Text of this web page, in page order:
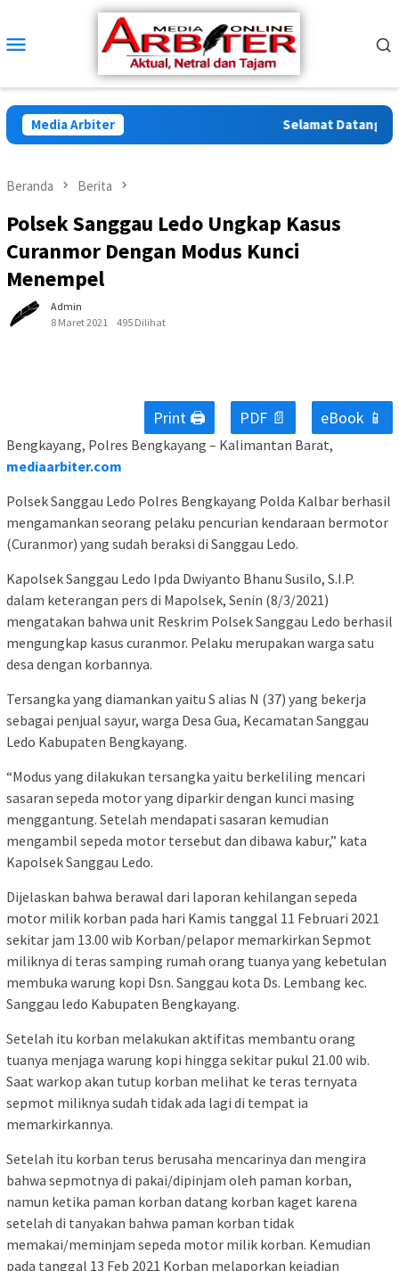
konten
Mobile
Media Arbiter Selamat Datang di
Beranda Berita
Polsek Sanggau Ledo Ungkap Kasus
Curanmor Dengan Modus Kunci
Menempel
Admin
8 Maret 2021
495 Dilihat
Print 🖨 PDF 📄 eBook 📱
Bengkayang, Polres Bengkayang – Kalimantan Barat,
mediaarbiter.com
Polsek Sanggau Ledo Polres Bengkayang Polda Kalbar berhasil
mengamankan seorang pelaku pencurian kendaraan bermotor
(Curanmor) yang sudah beraksi di Sanggau Ledo.
Kapolsek Sanggau Ledo Ipda Dwiyanto Bhanu Susilo, S.I.P.
dalam keterangan pers di Mapolsek, Senin (8/3/2021)
mengatakan bahwa unit Reskrim Polsek Sanggau Ledo berhasil
mengungkap kasus curanmor. Pelaku merupakan warga satu
desa dengan korbannya.
Tersangka yang diamankan yaitu S alias N (37) yang bekerja
sebagai penjual sayur, warga Desa Gua, Kecamatan Sanggau
Ledo Kabupaten Bengkayang.
“Modus yang dilakukan tersangka yaitu berkeliling mencari
sasaran sepeda motor yang diparkir dengan kunci masing
menggantung. Setelah mendapati sasaran kemudian
mengambil sepeda motor tersebut dan dibawa kabur,” kata
Kapolsek Sanggau Ledo.
Dijelaskan bahwa berawal dari laporan kehilangan sepeda
motor milik korban pada hari Kamis tanggal 11 Februari 2021
sekitar jam 13.00 wib Korban/pelapor memarkirkan Sepmot
miliknya di teras samping rumah orang tuanya yang kebetulan
membuka warung kopi Dsn. Sanggau kota Ds. Lembang kec.
Sanggau ledo Kabupaten Bengkayang.
Setelah itu korban melakukan aktifitas membantu orang
tuanya menjaga warung kopi hingga sekitar pukul 21.00 wib.
Saat warkop akan tutup korban melihat ke teras ternyata
sepmot miliknya sudah tidak ada lagi di tempat ia
memarkirkannya.
Setelah itu korban terus berusaha mencarinya dan mengira
bahwa sepmotnya di pakai/dipinjam oleh paman korban,
namun ketika paman korban datang korban kaget karena
setelah di tanyakan bahwa paman korban tidak
memakai/meminjam sepeda motor milik korban. Kemudian
pada tanggal 13 Feb 2021 Korban melaporkan kejadian